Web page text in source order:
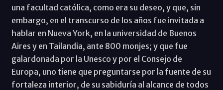
una facultad católica, como era su deseo, y que, sin
embargo, en el transcurso de los años fue invitada a
hablar en Nueva York, en la universidad de Buenos
Aires y en Tailandia, ante 800 monjes; y que fue
galardonada por la Unesco y por el Consejo de
Europa, uno tiene que preguntarse por la fuente de su
fortaleza interior, de su sabiduría al alcance de todos